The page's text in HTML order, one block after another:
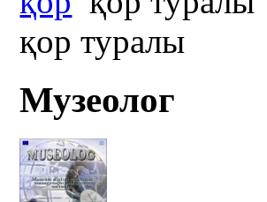
қор туралы
Музеолог